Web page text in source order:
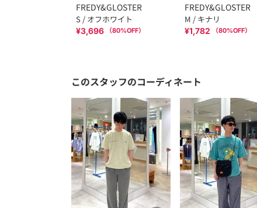
FREDY&GLOSTER
S / オフホワイト
¥3,696 （80%OFF）
FREDY&GLOSTER
M / キナリ
¥1,782 （80%OFF）
このスタッフのコーディネート